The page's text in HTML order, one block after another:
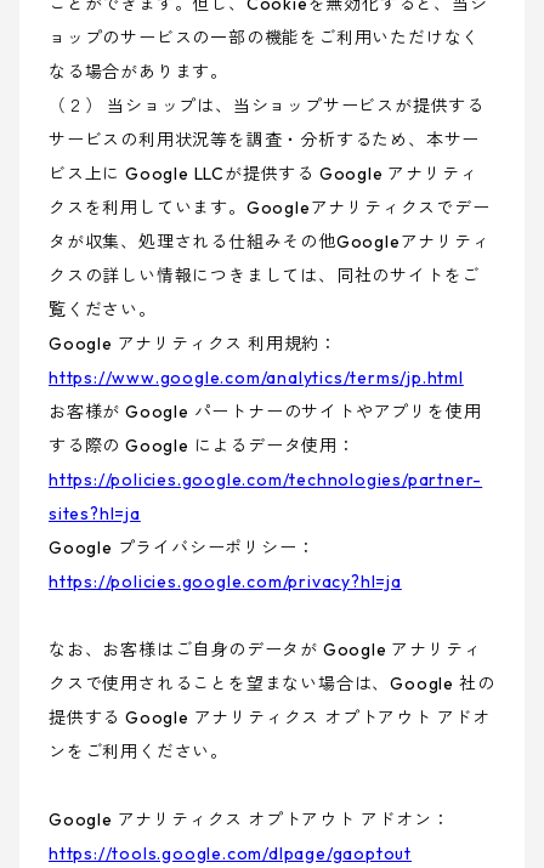
ョップのサービスの一部の機能をご利用いただけなく
なる場合があります。
（２） 当ショップは、当ショップサービスが提供する
サービスの利用状況等を調査・分析するため、本サー
ビス上に Google LLCが提供する Google アナリティ
クスを利用しています。Googleアナリティクスでデー
タが収集、処理される仕組みその他Googleアナリティ
クスの詳しい情報につきましては、同社のサイトをご
覧ください。
Google アナリティクス 利用規約：
https://www.google.com/analytics/terms/jp.html
お客様が Google パートナーのサイトやアプリを使用
する際の Google によるデータ使用：
https://policies.google.com/technologies/partner-
sites?hl=ja
Google プライバシーポリシー：
https://policies.google.com/privacy?hl=ja
なお、お客様はご自身のデータが Google アナリティ
クスで使用されることを望まない場合は、Google 社の
提供する Google アナリティクス オプトアウト アドオ
ンをご利用ください。
Google アナリティクス オプトアウト アドオン：
https://tools.google.com/dlpage/gaoptout